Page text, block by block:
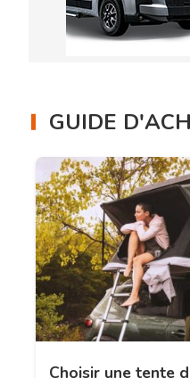
GUIDE
Choisir une tente